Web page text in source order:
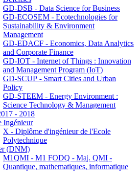
GD-DSB - Data Science for Business
GD-ECOSEM - Ecotechnologies for
Sustainability & Environment
Management
GD-EDACF - Economics, Data Analytics
and Corporate Finance
GD-IOT - Internet of Things : Innovation
and Management Program (IoT)
GD-SCUP - Smart Cities and Urban
Policy
GD-STEEM - Energy Environment :
Science Technology & Management
- 2018
Ingénieur
X - Diplôme d'ingénieur de l'Ecole
Polytechnique
(DNM)
M1QMI - M1 FODQ - Maj. QMI -
Quantique, mathematiques, informatique